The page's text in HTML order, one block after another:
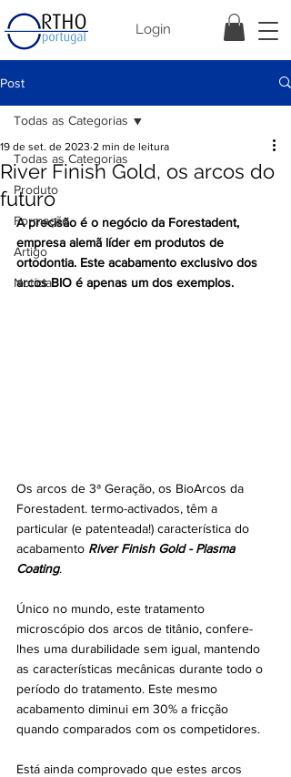
Login
Post
Todas as Categorias
Produto
Formação
Artigo
Notícia
Todas as Categorias
River Finish Gold, os arcos do
futuro
19 de set. de 2023 2 min de leitura
A precisão é o negócio da Forestadent,
empresa alemã líder em produtos de
ortodontia. Este acabamento exclusivo dos
arcos BIO é apenas um dos exemplos.
Os arcos de 3ª Geração, os BioArcos da
Forestadent. termo-activados, têm a
particular (e patenteada!) característica do
acabamento River Finish Gold - Plasma
Coating.
Único no mundo, este tratamento
microscópio dos arcos de titânio, confere-
lhes uma durabilidade sem igual, mantendo
as características mecânicas durante todo o
período do tratamento. Este mesmo
acabamento diminui em 30% a fricção
quando comparados com os competidores.
Está ainda comprovado que estes arcos